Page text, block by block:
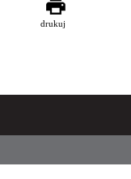
drukuj